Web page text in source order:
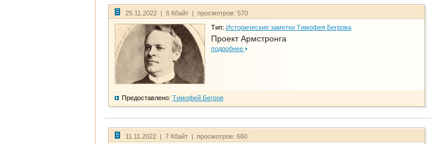
25.11.2022 | 6 Кбайт | просмотров: 570
Тип: Исторические заметки Тимофея Бегрова
Проект Армстронга
подробнее
Предоставлено: Тимофей Бегров
11.11.2022 | 7 Кбайт | просмотров: 660